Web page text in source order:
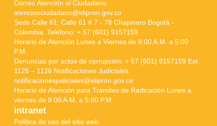
Correo Atención al Ciudadano:
atencionciudadano@idipron.gov.co
Sede Calle 61: Calle 61 # 7 - 78 Chapinero Bogotá -
Colombia. Teléfono: + 57 (601) 9157159
Horario de Atención Lunes a Viernes de 8:00 A.M. a 5:00
P.M.
Denuncias por actos de corrupción: + 57 (601) 9157159 Ext.
1125 – 1126 Notificaciones Judiciales:
notificacionesjudiciales@idipron.gov.co
Horario de Atención para Trámites de Radicación Lunes a
viernes de 8:00 A.M. a 5:00 P.M.
intranet
Política de uso del sitio web